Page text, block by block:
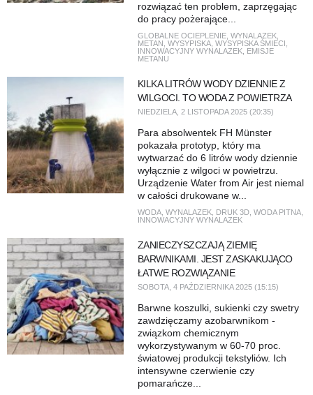
rozwiązać ten problem, zaprzęgając
do pracy pożerające...
GLOBALNE OCIEPLENIE, WYNALAZEK,
METAN WYSYPISKA, WYSYPISKA ŚMIECI
INNOWACYJNY WYNALAZEK, EMISJE
METANU
KILKA LITRÓW WODY DZIENNIE Z
WILGOCI. TO WODA Z POWIETRZA
NIEDZIELA, 2 LISTOPADA 2025 (20:35)
Para absolwentek FH Münster
pokazała prototyp, który ma
wytwarzać do 6 litrów wody dziennie
wyłącznie z wilgoci w powietrzu.
Urządzenie Water from Air jest niemal
w całości drukowane w...
WODA, WYNALAZEK, DRUK 3D, WODA PITNA,
INNOWACYJNY WYNALAZEK
ZANIECZYSZCZAJĄ ZIEMIĘ
BARWNIKAMI. JEST ZASKAKUJĄCO
ŁATWE ROZWIĄZANIE
SOBOTA, 4 PAŹDZIERNIKA 2025 (15:15)
Barwne koszulki, sukienki czy swetry
zawdzięczamy azobarwnikom -
związkom chemicznym
wykorzystywanym w 60-70 proc.
światowej produkcji tekstyliów. Ich
intensywne czerwienie czy
pomarańcze...